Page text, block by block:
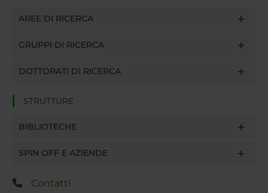
AREE DI RICERCA
GRUPPI DI RICERCA
DOTTORATI DI RICERCA
STRUTTURE
BIBLIOTECHE
SPIN OFF E AZIENDE
Contatti